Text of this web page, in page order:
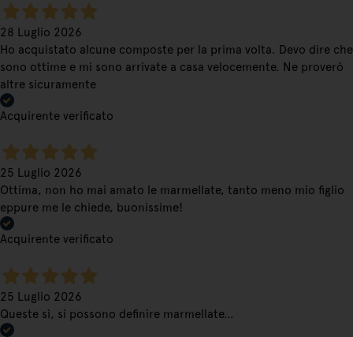
28 Luglio 2026
Ho acquistato alcune composte per la prima volta. Devo dire che
sono ottime e mi sono arrivate a casa velocemente. Ne proverò
altre sicuramente
Acquirente verificato
25 Luglio 2026
Ottima, non ho mai amato le marmellate, tanto meno mio figlio
eppure me le chiede, buonissime!
Acquirente verificato
25 Luglio 2026
Queste sì, si possono definire marmellate…